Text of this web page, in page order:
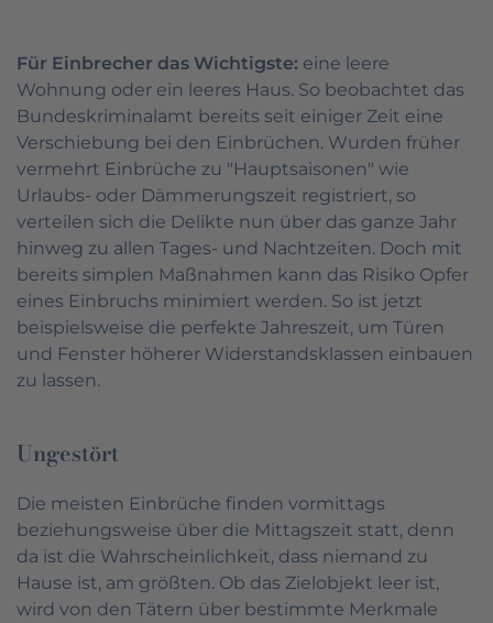
Für Einbrecher das Wichtigste: eine leere
Wohnung oder ein leeres Haus. So beobachtet das
Bundeskriminalamt bereits seit einiger Zeit eine
Verschiebung bei den Einbrüchen. Wurden früher
vermehrt Einbrüche zu "Hauptsaisonen" wie
Urlaubs- oder Dämmerungszeit registriert, so
verteilen sich die Delikte nun über das ganze Jahr
hinweg zu allen Tages- und Nachtzeiten. Doch mit
bereits simplen Maßnahmen kann das Risiko Opfer
eines Einbruchs minimiert werden. So ist jetzt
beispielsweise die perfekte Jahreszeit, um Türen
und Fenster höherer Widerstandsklassen einbauen
zu lassen.
Ungestört
Die meisten Einbrüche finden vormittags
beziehungsweise über die Mittagszeit statt, denn
da ist die Wahrscheinlichkeit, dass niemand zu
Hause ist, am größten. Ob das Zielobjekt leer ist,
wird von den Tätern über bestimmte Merkmale